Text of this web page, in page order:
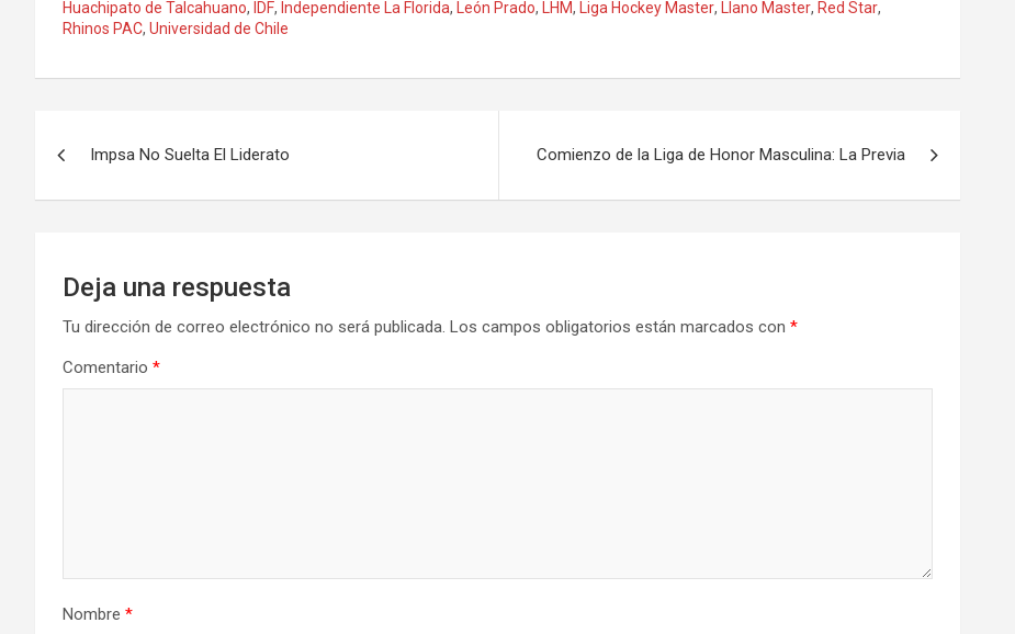
Huachipato de Talcahuano, IDF, Independiente La Florida, León Prado, LHM, Liga Hockey Master, Llano Master, Red Star,
Rhinos PAC, Universidad de Chile
Impsa No Suelta El Liderato Comienzo de la Liga de Honor Masculina: La Previa
Deja una respuesta
Tu dirección de correo electrónico no será publicada. Los campos obligatorios están marcados con *
Comentario *
Nombre *